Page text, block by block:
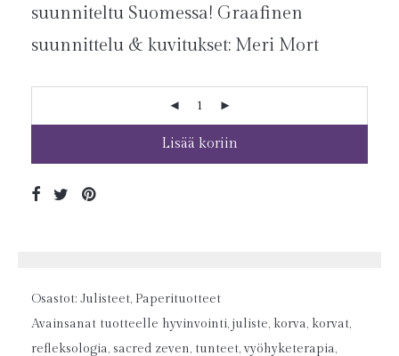
suunniteltu Suomessa! Graafinen
suunnittelu & kuvitukset: Meri Mort
Lisää koriin
Osastot: Julisteet, Paperituotteet
Avainsanat tuotteelle hyvinvointi, juliste, korva, korvat,
refleksologia, sacred zeven, tunteet,vyöhyketerapia,